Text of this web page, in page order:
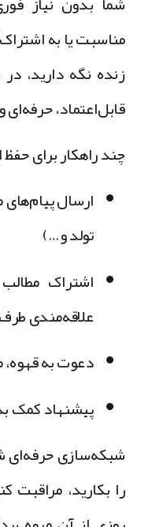
یا به
نگه دارید، در
حرفه‌ای و
راهکار برای حفظ
ارسال پیام‌های
تولد و…)
اشتراک مطالب
علاقه‌مندی طرف
دعوت به قهوه،
پیشنهاد کمک
حرفه‌ای شبیه
بکارید، مراقبت